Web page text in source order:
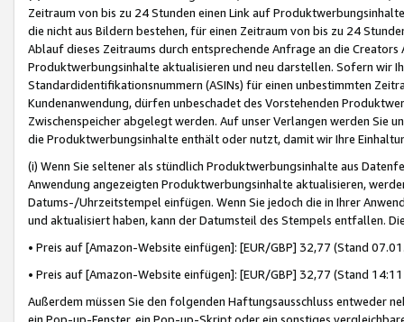
Zeitraum von bis zu 24 Stunden einen Link auf
die nicht aus Bildern bestehen, für einen Zeitraum von bis zu 24
Ablauf dieses Zeitraums durch entsprechende Anfrage an die
Produktwerbungsinhalte aktualisieren und neu darstellen. Sofern wir
Standardidentifikationsnummern (ASINs) für einen unbestimmten
Kundenanwendung, dürfen unbeschadet des Vorstehenden
Zwischenspeicher abgelegt werden. Auf unser Verlangen werden Sie
die Produktwerbungsinhalte enthält oder nutzt, damit wir Ihre
(i) Wenn Sie seltener als stündlich Produktwerbungsinhalte aus
Anwendung angezeigten Produktwerbungsinhalte aktualisieren,
Datums-/Uhrzeitstempel einfügen. Wenn Sie jedoch die in Ihrer
und aktualisiert haben, kann der Datumsteil des Stempels entfallen.
• Preis auf [Amazon-Website einfügen]: [EUR/GBP] 32,77 (Stand
• Preis auf [Amazon-Website einfügen]: [EUR/GBP] 32,77 (Stand
Außerdem müssen Sie den folgenden Haftungsausschluss entweder
ein Pop-up-Fenster, ein Pop-up-Skript oder ein sonstiges